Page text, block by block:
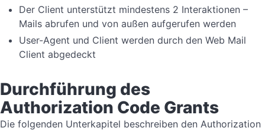
Der Client unterstützt mindestens 2 Interaktionen –
Mails abrufen und von außen aufgerufen werden
User-Agent und Client werden durch den Web Mail
Client abgedeckt
Durchführung des
Authorization Code Grants
Die folgenden Unterkapitel beschreiben den Authorization